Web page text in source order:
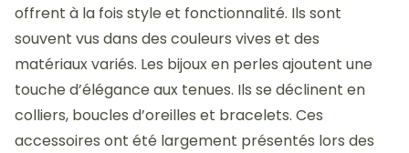
offrent à la fois style et fonctionnalité. Ils sont
souvent vus dans des couleurs vives et des
matériaux variés. Les bijoux en perles ajoutent une
touche d’élégance aux tenues. Ils se déclinent en
colliers, boucles d’oreilles et bracelets. Ces
accessoires ont été largement présentés lors des